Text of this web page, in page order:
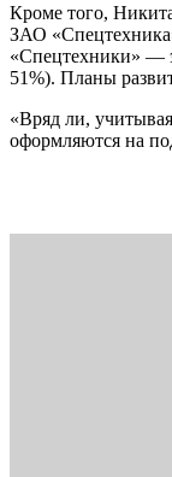
Кроме того,
ЗАО
«Спецтехники» —
51%). Планы
«Вряд ли,
оформляются на